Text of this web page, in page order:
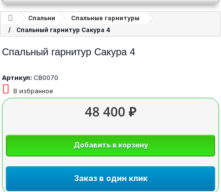
Спальни
Спальные гарнитуры
Спальный гарнитур Сакура 4
Спальный гарнитур Сакура 4
Артикул: СВ0070
В избранное
48 400 ₽
Добавить в корзину
Заказ в один клик